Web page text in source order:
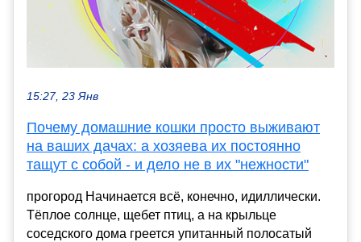
15:27, 23 Янв
Почему домашние кошки просто выживают
на ваших дачах: а хозяева их постоянно
тащут с собой - и дело не в их "нежности"
прогород Начинается всё, конечно, идиллически.
Тёплое солнце, щебет птиц, а на крыльце
соседского дома греется упитанный полосатый